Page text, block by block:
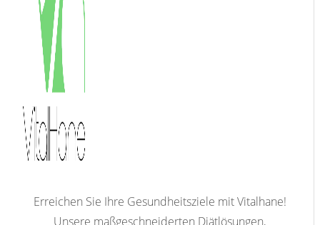
Erreichen Sie Ihre Gesundheitsziele mit Vitalhane!
Unsere maßgeschneiderten Diätlösungen,